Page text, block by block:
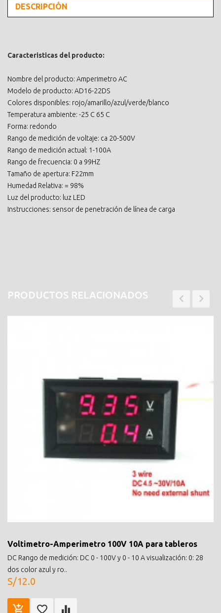
DESCRIPCIÓN
Caracteristicas del producto:
Nombre del producto: Amperimetro AC
Modelo de producto: AD16-22DS
Colores disponibles: rojo/amarillo/azul/verde/blanco
Temperatura ambiente: -25 C 65 C
Forma: redondo
Rango de medición de voltaje: ca 20-500V
Rango de medición actual: 1-100A
Rango de frecuencia: 0 a 99HZ
Tamaño de apertura: F22mm
Humedad Relativa: = 98%
Luz del producto: luz LED
Instrucciones: sensor de penetración de línea de carga
PRODUCTOS RELACIONADOS
Voltimetro-Amperimetro 100V 10A para tableros
DC Rango de medición: DC 0 - 100V y 0 - 10 A visualización: 0: 28
dos color azul y ro..
S/12.0